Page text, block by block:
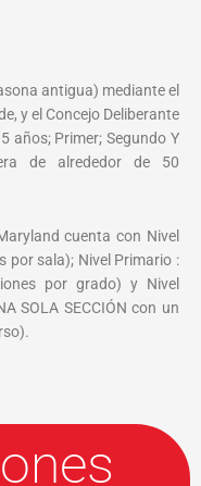
antigua) mediante el
y el Concejo Deliberante
años; Primer; Segundo Y
de alrededor de 50
cuenta con Nivel
por sala); Nivel Primario :
por grado) y Nivel
SOLA SECCIÓN con un